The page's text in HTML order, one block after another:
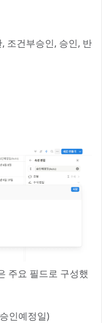
조건부승인, 승인, 반
주요 필드로 구성했
인예정일)